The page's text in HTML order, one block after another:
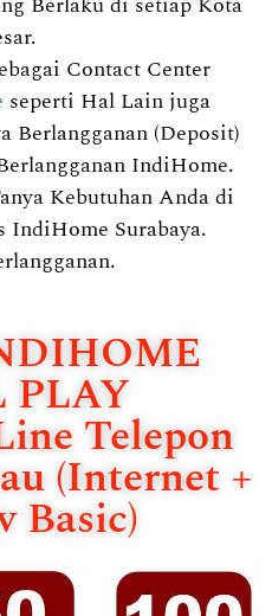
Contact Center
seperti Hal Lain juga
Berlangganan (Deposit)
IndiHome.
Kebutuhan Anda di
IndiHome Surabaya.
PLAY
Telepon
(Internet +
Basic)